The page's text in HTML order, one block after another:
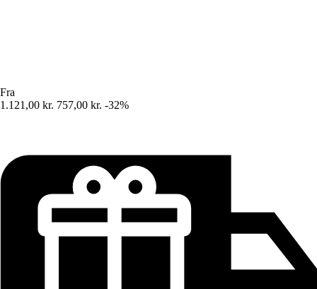
Fra
1.121,00 kr. 757,00 kr. -32%